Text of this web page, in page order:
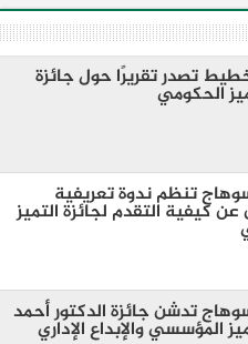
تصدر تقريرًا حول جائزة
الحكومي
تنظم ندوة تعريفية
عن كيفية التقدم لجائزة التميز
تدشن جائزة الدكتور أحمد
المؤسسي والإبداع الإداري